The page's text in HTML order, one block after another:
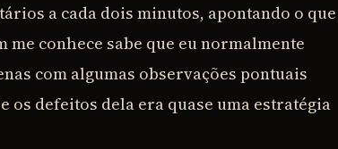
a cada dois minutos, apontando o que
me conhece sabe que eu normalmente
com algumas observações pontuais
os defeitos dela era quase uma estratégia